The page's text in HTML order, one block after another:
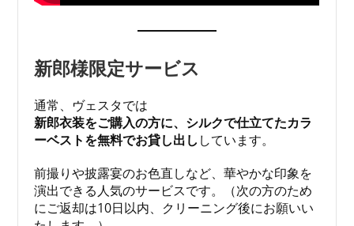
新郎様限定サービス
通常、ヴェスタでは
新郎衣装をご購入の方に、シルクで仕立てたカラ
ーベストを無料でお貸し出し しています。
前撮りや披露宴のお色直しなど、華やかな印象を
演出できる人気のサービスです。（次の方のため
にご返却は10日以内、クリーニング後にお願いい